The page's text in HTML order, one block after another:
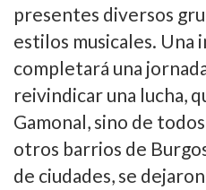
presentes diversos
estilos musicales. Una
completará una
reivindicar una lucha,
Gamonal, sino de
otros barrios de
de ciudades, se